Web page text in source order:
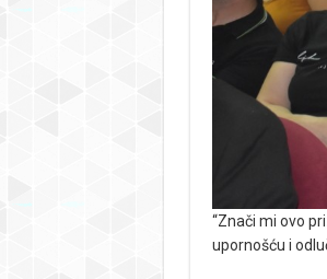
“Znači mi ovo
upornošću i